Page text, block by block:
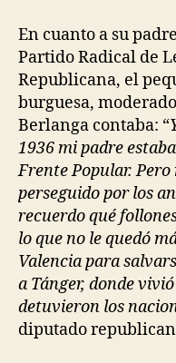
En cuanto a su
Partido Radical de
Republicana, el
burguesa,
Berlanga contaba: “
1936 mi padre
Frente Popular.
perseguido por los
recuerdo qué
lo que no le quedó
Valencia para
a Tánger, donde
detuvieron los
diputado